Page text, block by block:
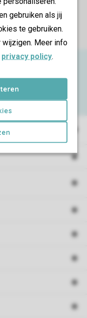
gebruiken als jij
te gebruiken.
wijzigen. Meer info
privacy policy.